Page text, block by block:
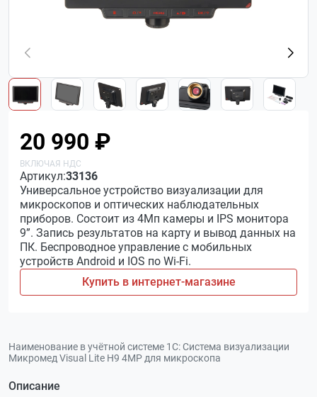
20 990 ₽
Артикул:33136
Универсальное устройство визуализации для
микроскопов и оптических наблюдательных
приборов. Состоит из 4Мп камеры и IPS монитора
9”. Запись результатов на карту и вывод данных на
ПК. Беспроводное управление с мобильных
устройств Android и IOS по Wi-Fi.
Купить в интернет-магазине
Наименование в учётной системе 1С:Система визуализации
Микромед Visual Lite H9 4MP для микроскопа
Описание